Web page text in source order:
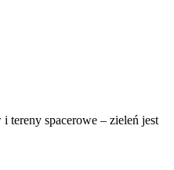
tereny spacerowe – zieleń jest